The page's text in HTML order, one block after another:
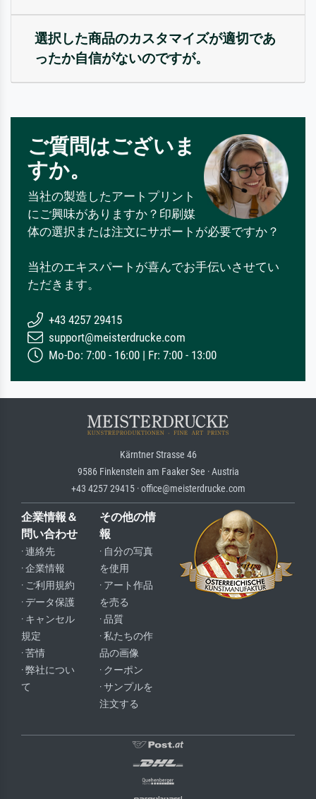
選択した商品のカスタマイズが適切であ
ったか自信がないのですが。
ご質問はございま
すか。
当社の製造したアートプリント
にご興味がありますか？印刷媒
体の選択または注文にサポートが必要ですか？
当社のエキスパートが喜んでお手伝いさせてい
ただきます。
+43 4257 29415
support@meisterdrucke.com
Mo-Do: 7:00 - 16:00 | Fr: 7:00 - 13:00
Kärntner Strasse 46
9586 Finkenstein am Faaker See · Austria
+43 4257 29415 · office@meisterdrucke.com
企業情報＆
問い合わせ
· 連絡先
· 企業情報
· ご利用規約
· データ保護
· キャンセル
規定
· 苦情
· 弊社につい
て
その他の情
報
· 自分の写真
を使用
· アート作品
を売る
· 品質
· 私たちの作
品の画像
· クーポン
· サンプルを
注文する